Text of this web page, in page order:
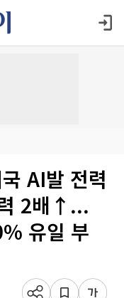
AI발 전력
2배↑...
유일 부